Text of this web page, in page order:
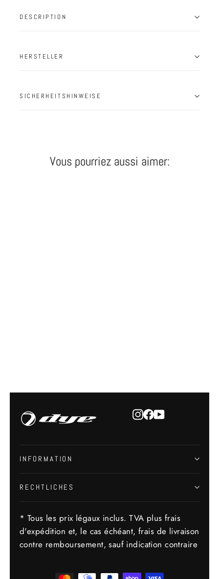
DESCRIPTION
HERSTELLER
SICHERHEITSHINWEISE
Vous pourriez aussi aimer:
Instagram
Facebook
YouTube
INFORMATION
RECHTLICHES
* Tous les prix légaux inclus. TVA plus frais
d'expédition et, le cas échéant, frais de livraison
contre remboursement, sauf indication contraire